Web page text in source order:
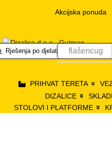
Akcijska ponuda
Rješenja po djelatnostimaflašencug
PRIHVAT TERETA
DIZALICE
STOLOVI I PLATFORME